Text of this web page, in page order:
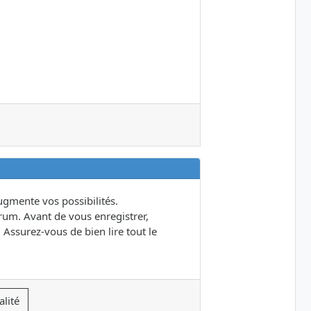
vos possibilités.
Avant de vous enregistrer,
vous de bien lire tout le